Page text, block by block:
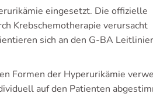
eingesetzt. Die offizielle
Krebschemotherapie verursacht
sich an den G-BA
Formen der Hyperurikämie
auf den Patienten